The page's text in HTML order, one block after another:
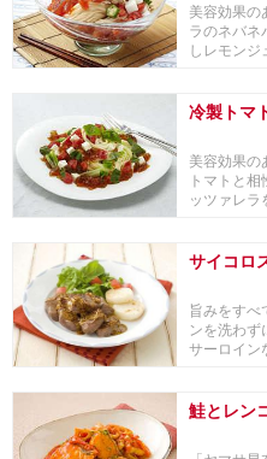
美容効果の
ラのネバネ
しレモン
冷製トマ
美容効果の
トマトと
ッツァレ
サイコロ
旨みをす
ンを洗わ
サーロイン
鮭とレン